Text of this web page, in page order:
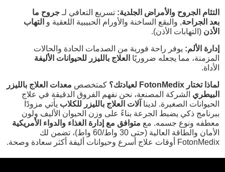
التئام الجروح والأمراض الجلدية: تسريع التعافي لـجروح ما
بعد الجراحة, والبقع الساخنة والأورام الحبيبية اللعقية و التهاب
الأذن (التهابات الأذن).
إدارة الألم: يوفر راحة فورية من الصدمات الحادة والحالات
المزمنة، مما يجعله ضروريًا العلاج بالليزر للحيوانات الأليفة
الأداة.
لماذا تختار FotonMedix لعيادتك؟
كمتخصص معدات العلاج بالليزر
البيطري الشركة المصنعة، نحن نفهم الفروق الدقيقة في علاج
الحيوانات الصغيرة. لدينا آلات العلاج بالليزر للكلاب يأتي مزودًا
ببرنامج ذكي يضبط الجرعة بناءً على وزن الحيوان الأليف ولون
معطفه ونوع جسمه. مع متوافق مع إدارة الغذاء والدواء الأمريكية
الأمان والطاقة العالية (حتى 30 واط/60 واط)، تضمن لك
FotonMedix أوقات علاج أسرع وحيوانات أليفة أكثر سعادة وصحة.